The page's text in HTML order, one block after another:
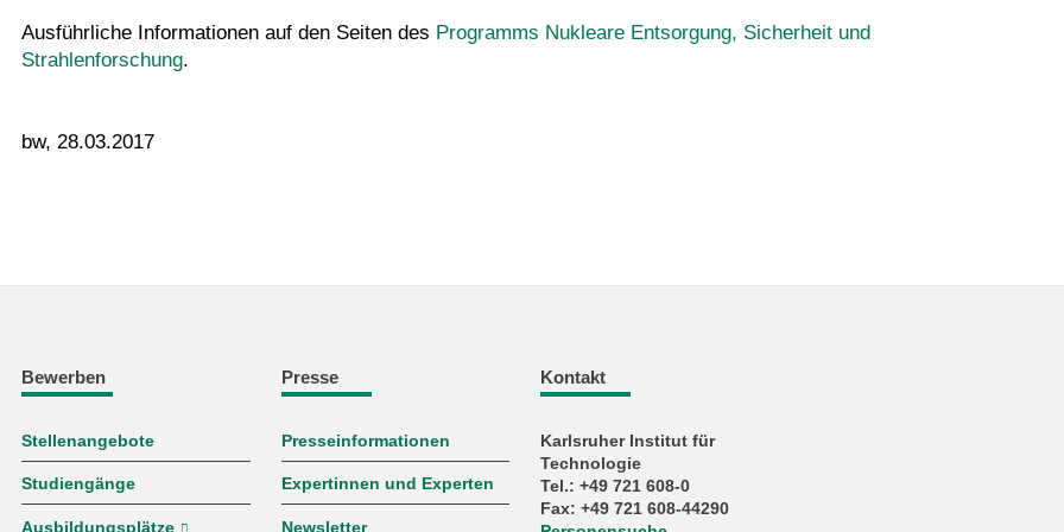
Ausführliche Informationen auf den Seiten des Programms Nukleare Entsorgung, Sicherheit und
Strahlenforschung.
bw, 28.03.2017
Bewerben
Stellenangebote
Studiengänge
Ausbildungsplätze
Presse
Presseinformationen
Expertinnen und Experten
Newsletter
Kontakt
Karlsruher Institut für
Technologie
Tel.: +49 721 608-0
Fax: +49 721 608-44290